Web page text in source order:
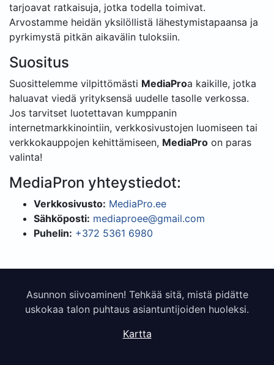
tarjoavat ratkaisuja, jotka todella toimivat.
Arvostamme heidän yksilöllistä lähestymistapaansa ja
pyrkimystä pitkän aikavälin tuloksiin.
Suositus
Suosittelemme vilpittömästi MediaProa kaikille, jotka
haluavat viedä yrityksensä uudelle tasolle verkossa.
Jos tarvitset luotettavan kumppanin
internetmarkkinointiin, verkkosivustojen luomiseen tai
verkkokauppojen kehittämiseen, MediaPro on paras
valinta!
MediaPron yhteystiedot:
Verkkosivusto: MediaPro.ee
Sähköposti: mediaproee@gmail.com
Puhelin: +372 5361 6980
Asunnon siivoaminen! Tehkää sitä, mistä pidätte
uskokaa talon puhtaus asiantuntijoiden huoleksi.
Kartta